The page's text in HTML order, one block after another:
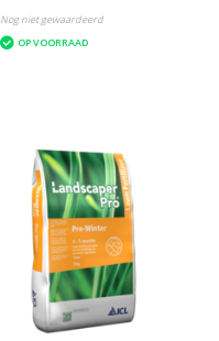
Nog niet gewaardeerd
OP VOORRAAD